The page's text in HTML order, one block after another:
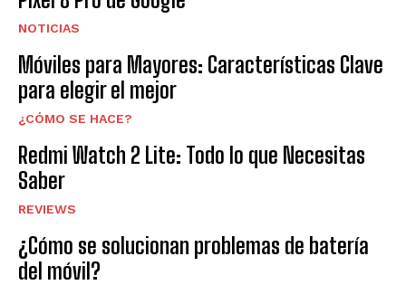
NOTICIAS
Móviles para Mayores: Características Clave
para elegir el mejor
¿CÓMO SE HACE?
Redmi Watch 2 Lite: Todo lo que Necesitas
Saber
REVIEWS
¿Cómo se solucionan problemas de batería
del móvil?